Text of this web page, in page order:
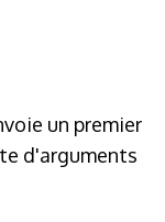
un premier
d'arguments